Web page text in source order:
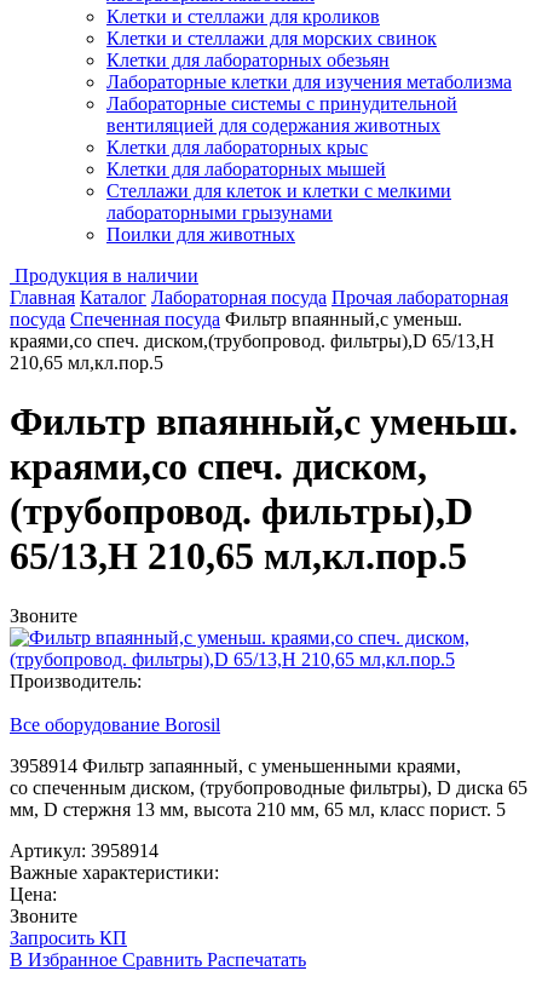
Клетки и стеллажи для кроликов
Клетки и стеллажи для морских свинок
Клетки для лабораторных обезьян
Лабораторные клетки для изучения метаболизма
Лабораторные системы с принудительной
вентиляцией для содержания животных
Клетки для лабораторных крыс
Клетки для лабораторных мышей
Стеллажи для клеток и клетки с мелкими
лабораторными грызунами
Поилки для животных
Продукция в наличии
Главная Каталог Лабораторная посуда Прочая лабораторная
посуда Спеченная посуда Фильтр впаянный,с уменьш.
краями,со спеч. диском,(трубопровод. фильтры),D 65/13,H
210,65 мл,кл.пор.5
Фильтр впаянный,с уменьш.
краями,со спеч. диском,
(трубопровод. фильтры),D
65/13,H 210,65 мл,кл.пор.5
Звоните
Производитель:
Все оборудование Borosil
3958914 Фильтр запаянный, с уменьшенными краями,
со спеченным диском, (трубопроводные фильтры), D диска 65
мм, D стержня 13 мм, высота 210 мм, 65 мл, класс порист. 5
Артикул: 3958914
Важные характеристики:
Цена:
Звоните
Запросить КП
В Избранное Сравнить Распечатать